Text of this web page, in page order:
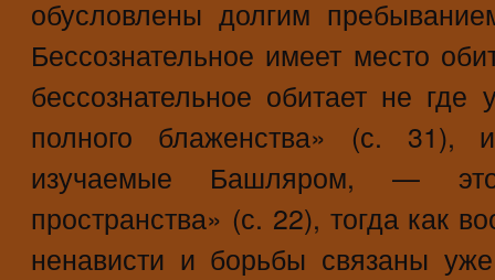
обусловлены долгим
Бессознательное имеет место
бессознательное обитает не где
полного блаженства» (с. 31),
изучаемые Башляром, — это
пространства» (с. 22), тогда как
ненависти и борьбы связаны